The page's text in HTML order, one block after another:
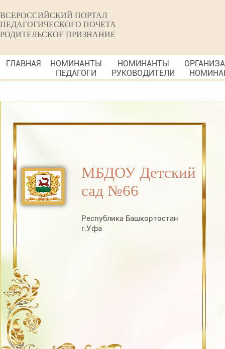
ВСЕРОССИЙСКИЙ ПОРТАЛ
ПЕДАГОГИЧЕСКОГО ПОЧЕТА
РОДИТЕЛЬСКОЕ ПРИЗНАНИЕ
ГЛАВНАЯ
НОМИНАНТЫ
ПЕДАГОГИ
НОМИНАНТЫ
РУКОВОДИТЕЛИ
МБДОУ Детский
сад №66
Республика Башкортостан
г.Уфа